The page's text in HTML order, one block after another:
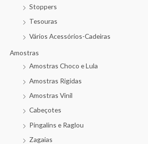
Stoppers
Tesouras
Vários Acessórios-Cadeiras
Amostras
Amostras Choco e Lula
Amostras Rigidas
Amostras Vinil
Cabeçotes
Pingalins e Raglou
Zagaias